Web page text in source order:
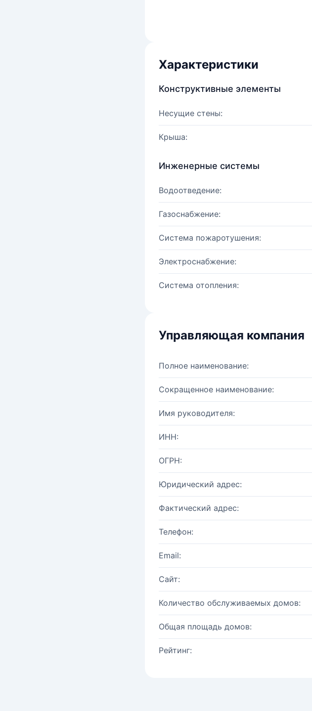
Характеристики
Конструктивные элементы
Несущие стены:
Крыша:
Инженерные системы
Водоотведение:
Газоснабжение:
Система пожаротушения:
Электроснабжение:
Система отопления:
Управляющая компания
Полное наименование:
Сокращенное наименование:
Имя руководителя:
ИНН:
ОГРН:
Юридический адрес:
Фактический адрес:
Телефон:
Email:
Сайт:
Количество обслуживаемых домов:
Общая площадь домов:
Рейтинг: